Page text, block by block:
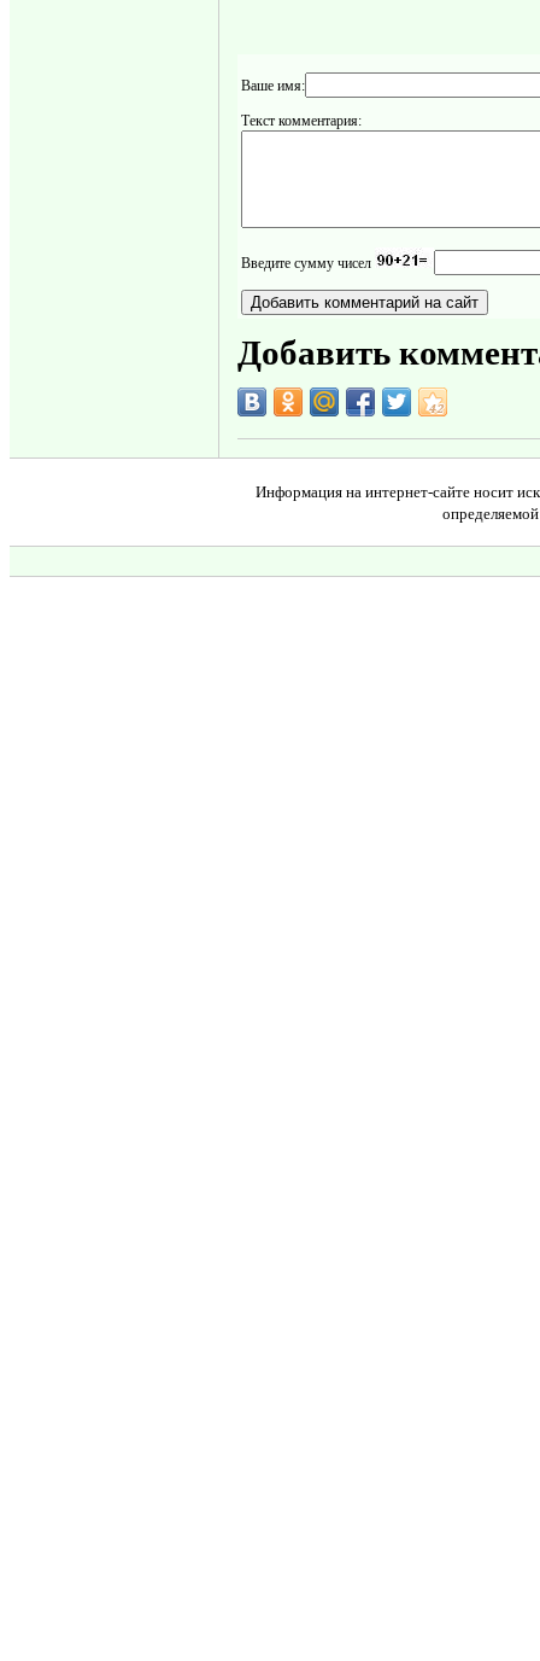
Ваше имя:
Текст комментария:
Введите сумму чисел
Добавить
Информация на интернет-сайте носит